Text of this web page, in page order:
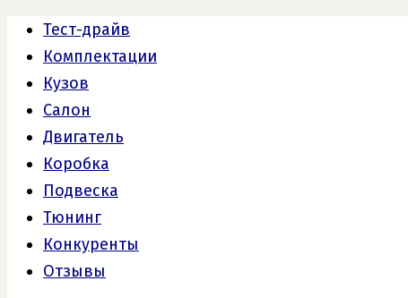
Тест-драйв
Комплектации
Кузов
Салон
Двигатель
Коробка
Подвеска
Тюнинг
Конкуренты
Отзывы